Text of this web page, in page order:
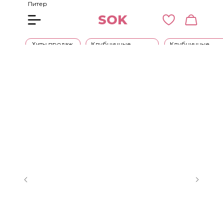
Питер
SOK
Клубничные
Клубничные
Хиты продаж